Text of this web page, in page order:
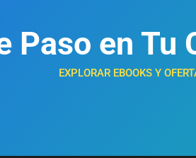
Paso en
EXPLORAR EBOOKS Y